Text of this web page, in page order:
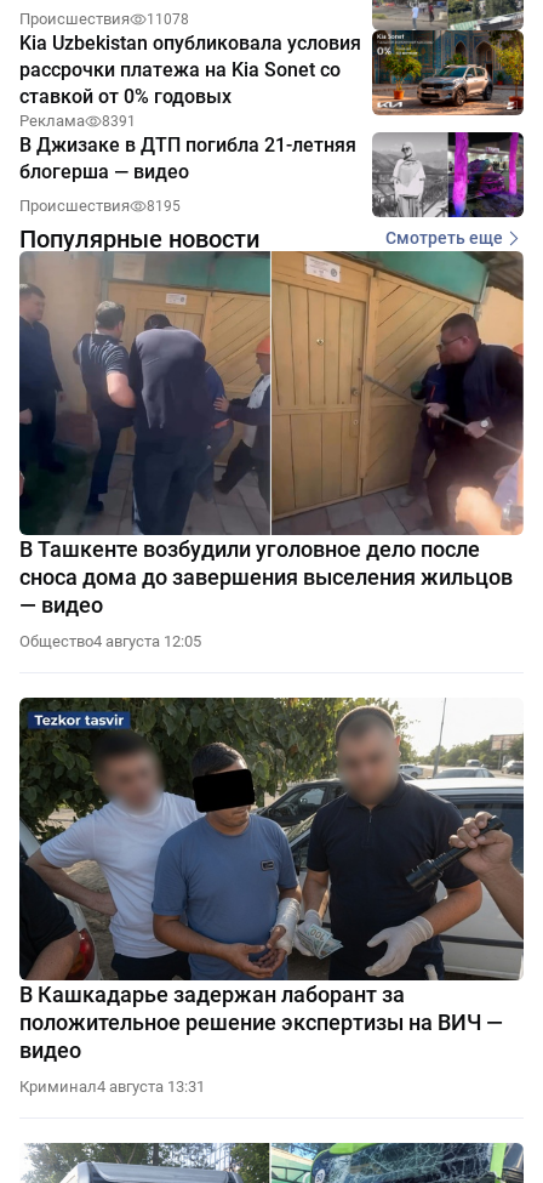
Происшествия 11078
Kia Uzbekistan опубликовала условия
рассрочки платежа на Kia Sonet со
ставкой от 0% годовых
Реклама 8391
В Джизаке в ДТП погибла 21-летняя
блогерша — видео
Происшествия 8195
Популярные новости Смотреть еще
В Ташкенте возбудили уголовное дело после
сноса дома до завершения выселения жильцов
— видео
Общество4 августа 12:05
В Кашкадарье задержан лаборант за
положительное решение экспертизы на ВИЧ —
видео
Криминал4 августа 13:31